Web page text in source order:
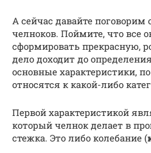
А сейчас давайте
челноков. Поймите, что все
сформировать прекрасную,
дело доходит до
основные характеристики,
относятся к какой-либо
Первой характеристикой
который челнок делает в
стежка. Это либо колебание (